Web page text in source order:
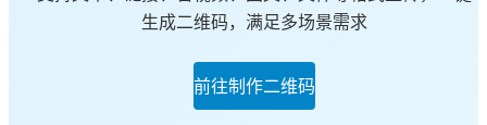
生成二维码，满足多场景需求
前往制作二维码